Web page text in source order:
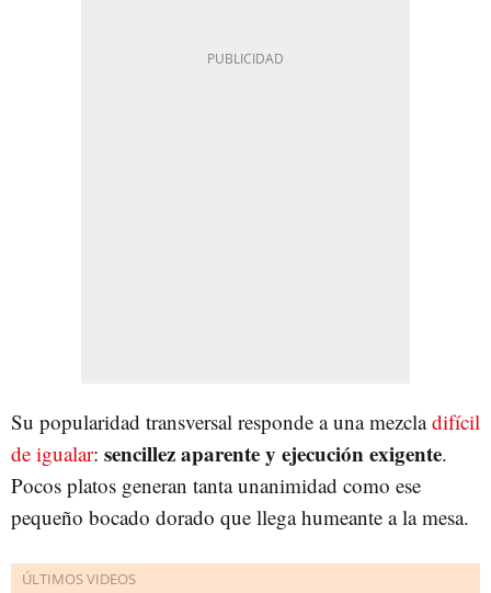
Su popularidad transversal responde a una mezcladifícil
de igualar: sencillez aparente y ejecución exigente.
Pocos platos generan tanta unanimidad como ese
pequeño bocado dorado que llega humeante a la mesa.